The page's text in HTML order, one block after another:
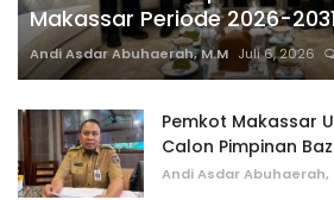
Makassar Periode 2026-
Andi Asdar Abuhaerah, M.M Juli 6, 2026
Pemkot Makassar
Calon Pimpinan
Andi Asdar Abuhaerah,